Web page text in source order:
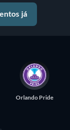
já
Orlando Pride